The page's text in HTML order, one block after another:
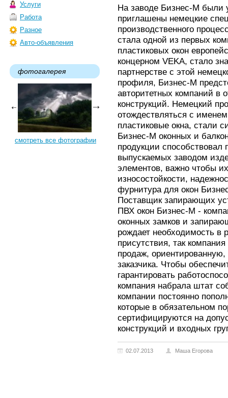
Услуги
Работа
Разное
Авто-объявления
фотогалерея
смотреть все фотографии
На заводе Бизнес-М были
приглашены немецкие
производственного
стала одной из первых
пластиковых окон
концерном VEKA, стало
партнерстве с этой
профиля, Бизнес-М
авторитетных компаний в
конструкций. Немецкий
отождествляться с
пластиковые окна, стали
Бизнес-М оконных и
продукции способствовал
выпускаемых заводом
элементов, важно чтобы
износостойкости,
фурнитура для окон
Поставщик запирающих
ПВХ окон Бизнес-М -
оконных замков и
рождает необходимость в
присутствия, так
продаж,
заказчика. Чтобы
гарантировать
компания набрала штат
компании постоянно
которые в обязательном
сертифицируются на
конструкций и входных
02.07.2013 Маша Егорова